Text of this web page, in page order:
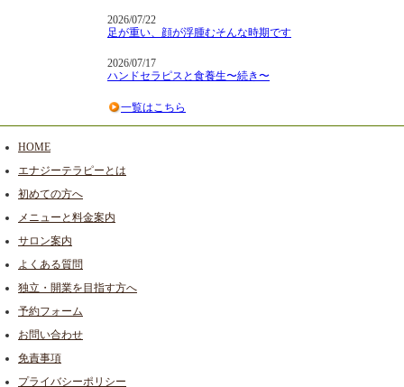
2026/07/22
足が重い、顔が浮腫むそんな時期です
2026/07/17
ハンドセラピスと食養生〜続き〜
一覧はこちら
HOME
エナジーテラピーとは
初めての方へ
メニューと料金案内
サロン案内
よくある質問
独立・開業を目指す方へ
予約フォーム
お問い合わせ
免責事項
プライバシーポリシー